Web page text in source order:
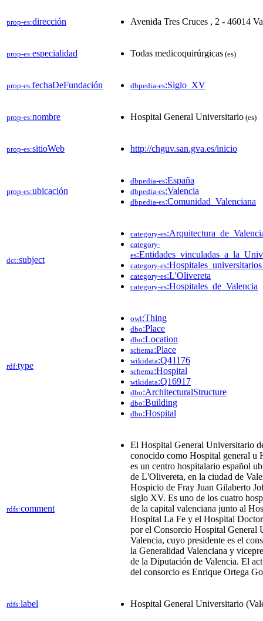
prop-es:dirección Avenida Tres Cruces , 2 - 46014
prop-es:especialidad Todas medicoquirúrgicas (es)
prop-es:fechaDeFundación dbpedia-es:Siglo_XV
prop-es:nombre Hospital General Universitario (es)
prop-es:sitioWeb http://chguv.san.gva.es/inicio
prop-es:ubicación
dbpedia-es:España
dbpedia-es:Valencia
dbpedia-es:Comunidad_Valenciana
dct:subject
category-es
category-
es
category-es
category-es:L'Olivereta
category-es:Hospitales_de_Valencia
rdf:type
owl:Thing
dbo:Place
dbo:Location
schema:Place
wikidata:Q41176
schema:Hospital
wikidata:Q16917
dbo:ArchitecturalStructure
dbo:Building
dbo:Hospital
rdfs:comment
El Hospital General Universitario
conocido como Hospital general u
es un centro hospitalario español
de L'Olivereta, en la ciudad de
Hospicio de Fray Juan Gilaberto
siglo XV. Es uno de los cuatro
de la capital valenciana junto al
Hospital La Fe y el Hospital
por el Consorcio Hospital General
Valencia, cuyo presidente es el
la Generalidad Valenciana y
de la Diputación de Valencia. El
del consorcio es Enrique Ortega
rdfs:label Hospital General Universitario